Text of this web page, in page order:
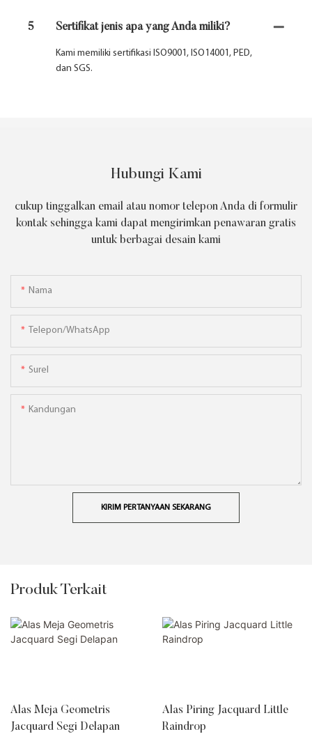
5 Sertifikat jenis apa yang Anda miliki?
Kami memiliki sertifikasi ISO9001, ISO14001, PED,
dan SGS.
Hubungi Kami
cukup tinggalkan email atau nomor telepon Anda di formulir
kontak sehingga kami dapat mengirimkan penawaran gratis
untuk berbagai desain kami
Nama
Telepon/WhatsApp
Surel
Kandungan
KIRIM PERTANYAAN SEKARANG
Produk Terkait
Alas Meja Geometris
Jacquard Segi Delapan
Alas Piring Jacquard Little
Raindrop